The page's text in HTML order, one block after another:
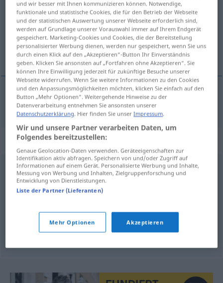
Übersicht aller Übersetzungen
(Für mehr Details die Übersetzung anklicken/antippen)
one-horse town
one-horse town KuhkaffKuhdorf
Synonyme für "Kuhkaff"
Hintertupfingen (ugs.),Posemuckel (ugs.),(kleines)
Dorf,Kleinkleckersdorf,Nest (ugs.)
Markt,Weiler,Örtchen
und wir besser mit Ihnen kommunizieren können. Notwendige,
funktionale und statistische Cookies, die für den Betrieb der Webseite
und der statistischen Auswertung unserer Webseite erforderlich sind,
werden auf Grundlage unserer Vorauswahl immer auf Ihrem Endgerät
gespeichert. Marketing-Cookies und Cookies, die der Bereitstellung
personalisierter Werbung dienen, werden nur gespeichert, wenn Sie uns
durch einen Klick auf den „Akzeptieren“-Button Ihr Einverständnis
geben. Klicken Sie ansonsten auf „Fortfahren ohne Akzeptieren“. Sie
können Ihre Einwilligung jederzeit für zukünftige Besuche unserer
Webseite widerrufen. Wenn Sie weitere Informationen zu den Cookies
und den Anpassungsmöglichkeiten möchten, klicken Sie einfach auf den
Button „Mehr Optionen“. Weitergehende Hinweise zu der
Datenverarbeitung entnehmen Sie ansonsten unserer
Datenschutzerklärung. Hier finden Sie unserImpressum.
Wir und unsere Partner verarbeiten Daten, um
Folgendes bereitzustellen:
Genaue Geolocation-Daten verwenden. Geräteeigenschaften zur
Identifikation aktiv abfragen. Speichern von und/oder Zugriff auf
Informationen auf einem Gerät. Personalisierte Werbung und Inhalte,
Messung von Werbung und Inhalten, Zielgruppenforschung und
Entwicklung von Dienstleistungen.
Liste der Partner (Lieferanten)
Mehr Optionen Akzeptieren